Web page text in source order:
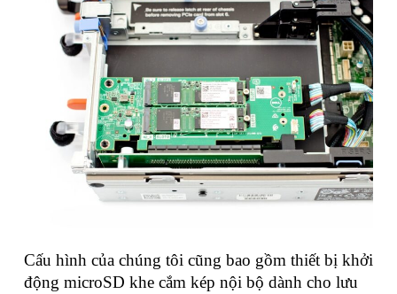
Cấu hình của chúng tôi cũng bao gồm thiết bị khởi
động microSD khe cắm kép nội bộ dành cho lưu